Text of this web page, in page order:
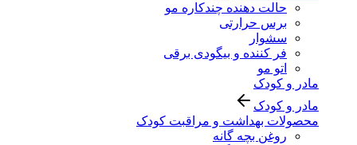
حالت دهنده چندکاره مو
برس حرارتی
سشوار
فر کننده و بیگودی برقی
اتو مو
مادر و کودک
مادر و کودک
محصولات بهداشت و مراقبت کودک
روغن بچه گانه